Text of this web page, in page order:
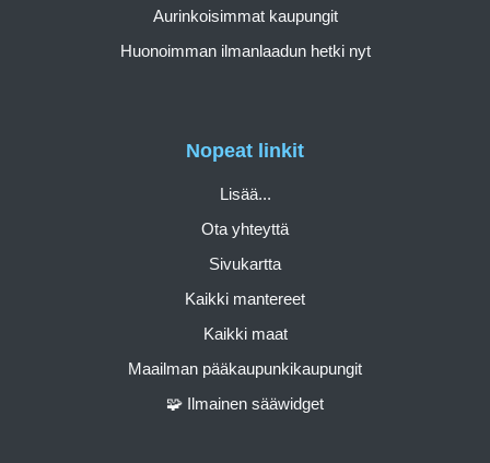
Nopeat linkit
Lisää...
Ota yhteyttä
Sivukartta
Kaikki mantereet
Kaikki maat
Maailman pääkaupunkikaupungit
🧩 Ilmainen sääwidget
Aurinkoisimmat kaupungit
Huonoimman ilmanlaadun hetki nyt